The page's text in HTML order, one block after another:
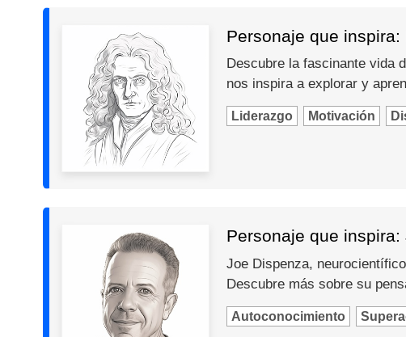
Personaje que inspira:
Descubre la fascinante vida
nos inspira a explorar y
Liderazgo Motivación
Personaje que
Joe Dispenza,
Descubre más sobre su
Autoconocimiento